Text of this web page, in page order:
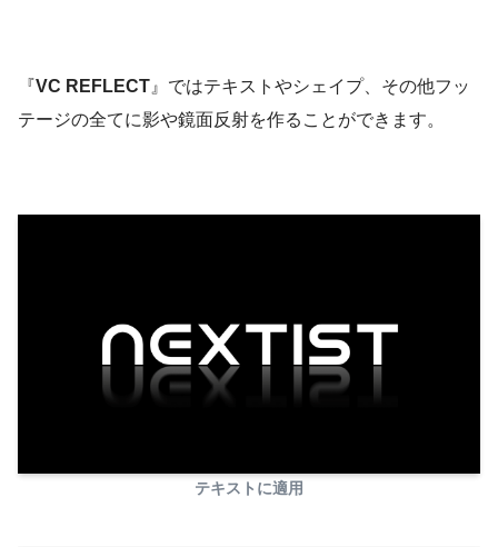
『VC REFLECT 』ではテキストやシェイプ、その他フッ
テージの全てに影や鏡面反射を作ることができます。
テキストに適用